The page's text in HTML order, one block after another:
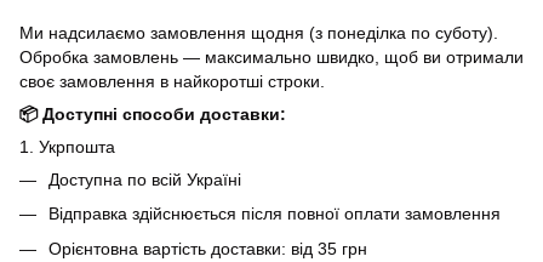
Ми надсилаємо замовлення щодня (з понеділка по суботу).
Обробка замовлень — максимально швидко, щоб ви отримали
своє замовлення в найкоротші строки.
📦 Доступні способи доставки:
1. Укрпошта
Доступна по всій Україні
Відправка здійснюється після повної оплати замовлення
Орієнтовна вартість доставки: від 35 грн